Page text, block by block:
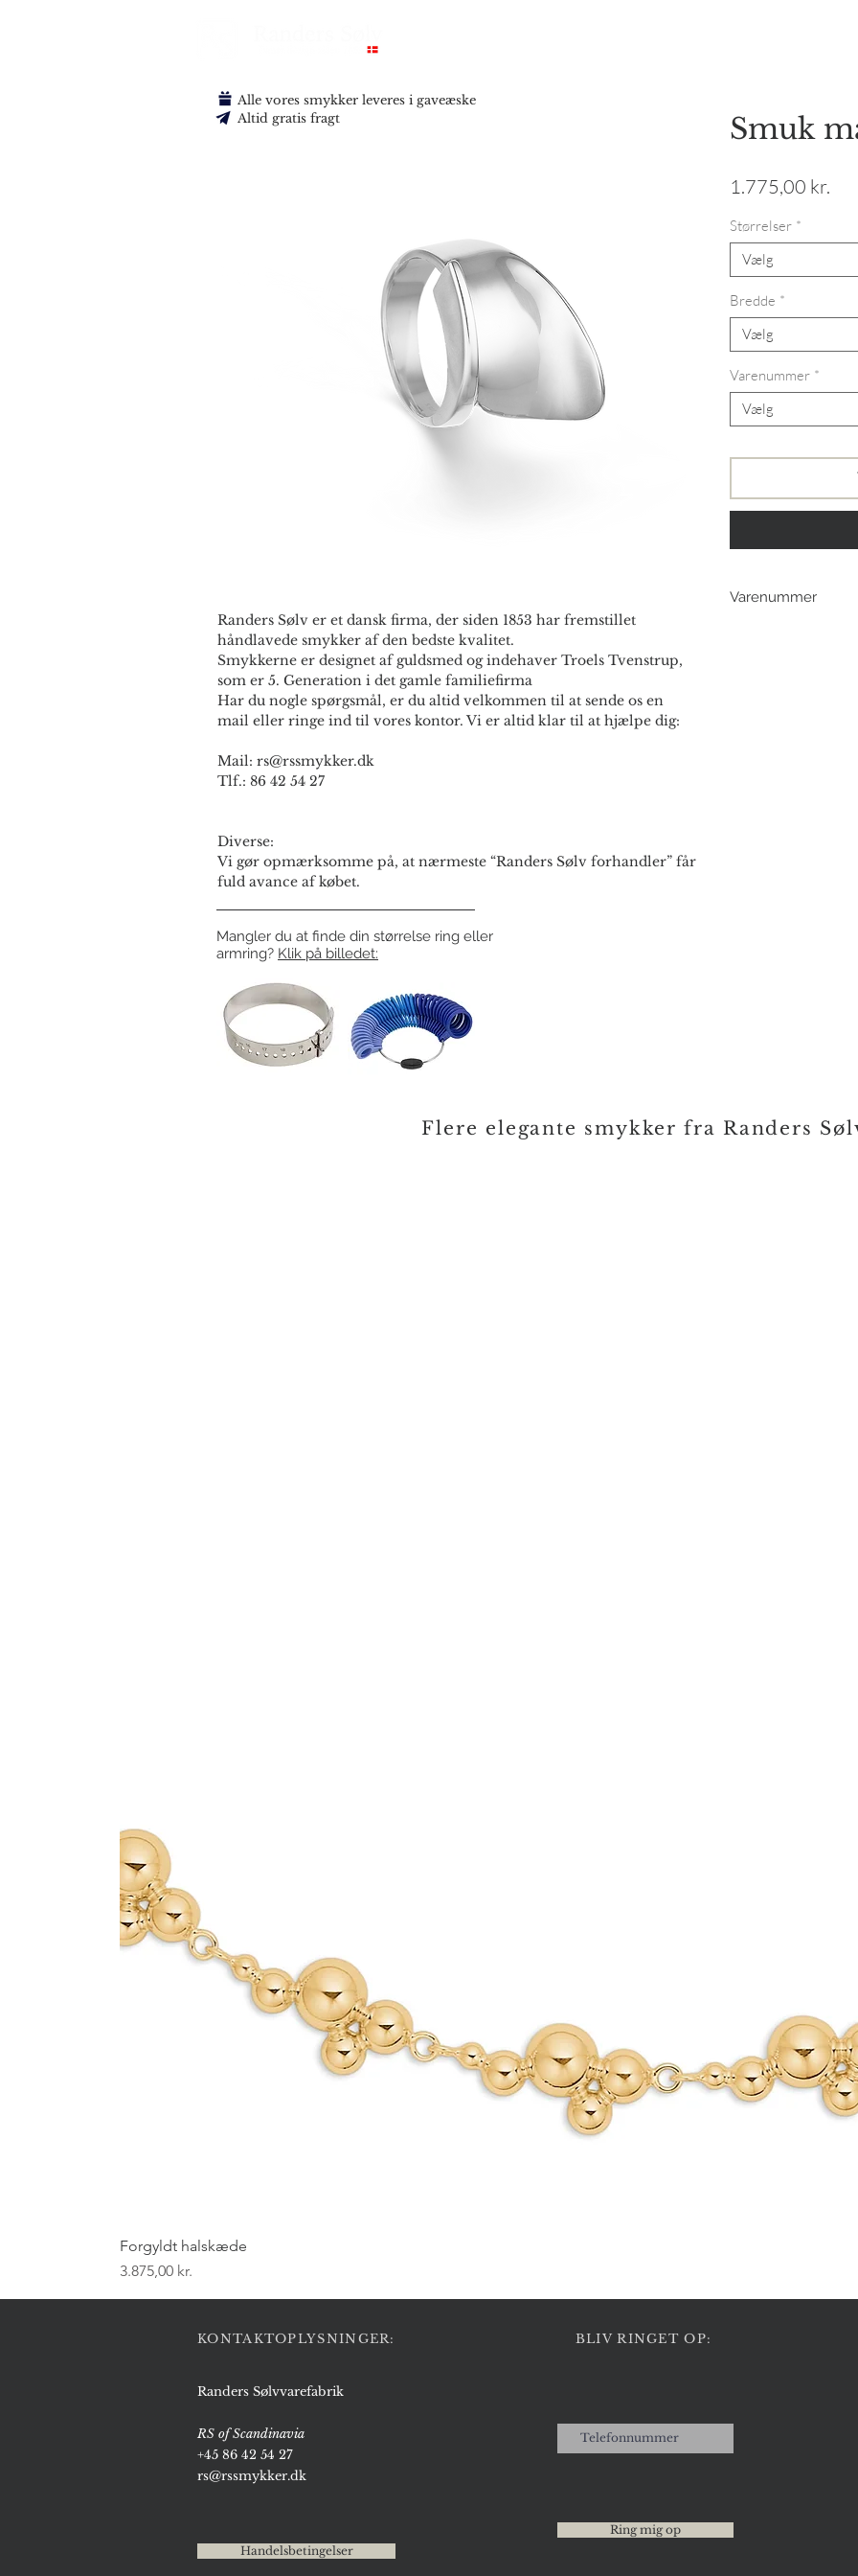
Randers Sølv er et dansk firma, der siden 1853 har fremstillet
håndlavede smykker af den bedste kvalitet.
Smykkerne er designet af guldsmed og indehaver Troels Tvenstrup,
som er 5. Generation i det gamle familiefirma
Har du nogle spørgsmål, er du altid velkommen til at sende os en
mail eller ringe ind til vores kontor. Vi er altid klar til at hjælpe dig:
Mail: rs@rssmykker.dk
Tlf.: 86 42 54 27
Diverse:
Vi gør opmærksomme på, at nærmeste “Randers Sølv forhandler” får
fuld avance af købet.
Smuk
1.775,00 kr.
Størrelser *
Vælg
Bredde *
Vælg
Varenummer *
Vælg
Varenummer
Alle vores smykker leveres i gaveæske
Altid gratis fragt
Mangler du at finde din størrelse ring eller
armring? Klik på billedet:
Flere elegante smykker fra Randers
Forgyldt halskæde
Pris
3.875,00 kr.
KONTAKTOPLYSNINGER: BLIV RINGET OP:
Randers Sølvvarefabrik
RS of Scandinavia
+45 86 42 54 27
rs@rssmykker.dk
Handelsbetingelser
Ring mig op